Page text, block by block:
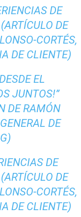
DE
DE
CORTÉS,
DE CLIENTE)
EL
JUNTOS!”
DE RAMÓN
DE
DE
DE
CORTÉS,
DE CLIENTE)